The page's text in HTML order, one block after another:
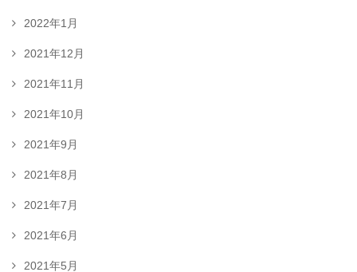
2022年1月
2021年12月
2021年11月
2021年10月
2021年9月
2021年8月
2021年7月
2021年6月
2021年5月